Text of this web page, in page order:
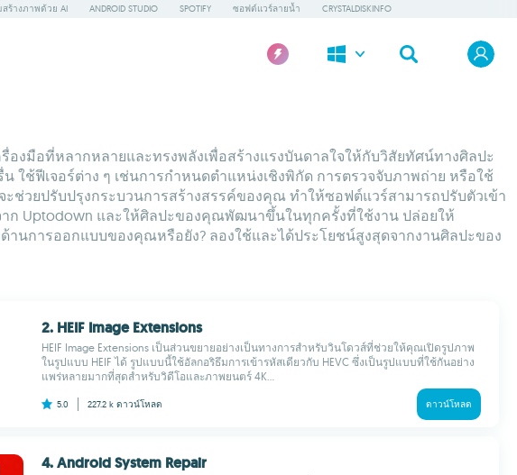
สร้างภาพด้วย AI ANDROID STUDIO SPOTIFY ซอฟต์แวร์ลายน้ำ CRYSTALDISKINFO
งมือที่หลากหลายและทรงพลังเพื่อสร้างแรงบันดาลใจให้กับวิสัยทัศน์ทางศิลปะ
ฟีเจอร์ต่าง ๆ เช่นการกำหนดตำแหน่งเชิงพิกัด การตรวจจับภาพถ่าย หรือใช้
วยปรับปรุงกระบวนการสร้างสรรค์ของคุณ ทำให้ซอฟต์แวร์สามารถปรับตัวเข้า
ก Uptodown และให้ศิลปะของคุณพัฒนาขึ้นในทุกครั้งที่ใช้งาน ปล่อยให้
นการออกแบบของคุณหรือยัง? ลองใช้และได้ประโยชน์สูงสุดจากงานศิลปะของ
2. HEIF Image Extensions
HEIF Image Extensions เป็นส่วนขยายอย่างเป็นทางการสำหรับวินโดวส์ที่ช่วยให้คุณเปิดรูปภาพ
ในรูปแบบ HEIF ได้ รูปแบบนี้ใช้อัลกอริธึมการเข้ารหัสเดียวกับ HEVC ซึ่งเป็นรูปแบบที่ใช้กันอย่าง
แพร่หลายมากที่สุดสำหรับวิดีโอและภาพยนตร์ 4K...
5.0 227.2 k ดาวน์โหลด ดาวน์โหลด
4. Android System Repair